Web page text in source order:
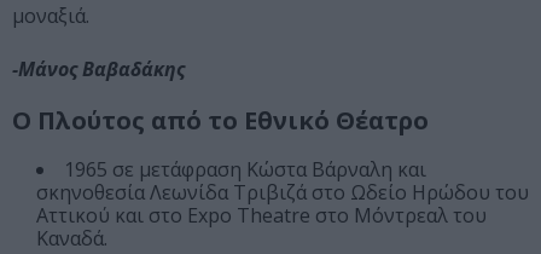
μοναξιά.
-Μάνος Βαβαδάκης
Ο Πλούτος από το Εθνικό Θέατρο
1965 σε μετάφραση Κώστα Βάρναλη και
σκηνοθεσία Λεωνίδα Τριβιζά στο Ωδείο Ηρώδου του
Αττικού και στο Expo Theatre στο Μόντρεαλ του
Καναδά.